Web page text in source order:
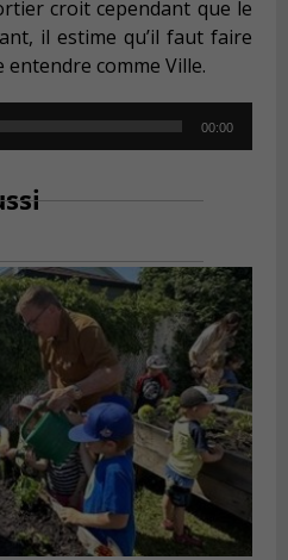
croit cependant que le
il estime qu’il faut faire
comme Ville.
00:00